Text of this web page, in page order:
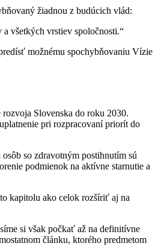
žiadnou z budúcich vlád:
všetkých vrstiev spoločnosti.“
možnému spochybňovaniu Vízie
Slovenska do roku 2030.
pri rozpracovaní priorít do
so zdravotným postihnutím sú
podmienok na aktívne starnutie a
kapitolu ako celok rozšíriť aj na
si však počkať až na definitívne
článku, ktorého predmetom